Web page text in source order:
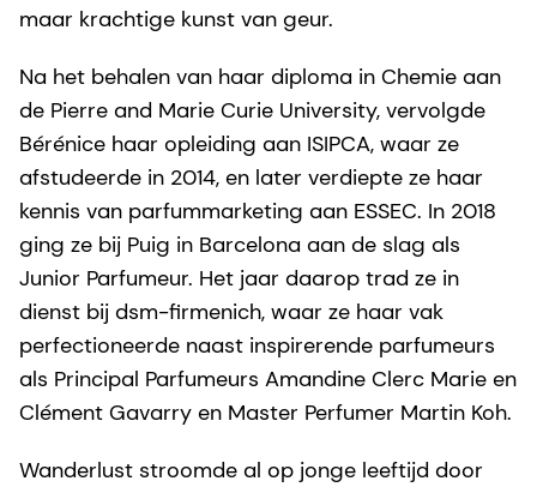
maar krachtige kunst van geur.
Na het behalen van haar diploma in Chemie aan
de Pierre and Marie Curie University, vervolgde
Bérénice haar opleiding aan ISIPCA, waar ze
afstudeerde in 2014, en later verdiepte ze haar
kennis van parfummarketing aan ESSEC. In 2018
ging ze bij Puig in Barcelona aan de slag als
Junior Parfumeur. Het jaar daarop trad ze in
dienst bij dsm-firmenich, waar ze haar vak
perfectioneerde naast inspirerende parfumeurs
als Principal Parfumeurs Amandine Clerc Marie en
Clément Gavarry en Master Perfumer Martin Koh.
Wanderlust stroomde al op jonge leeftijd door